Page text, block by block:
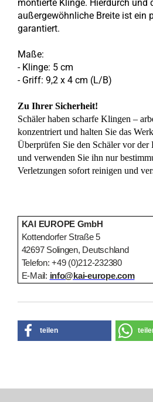
montierte Klinge. Hierdurch und
außergewöhnliche Breite ist ein
garantiert.
Maße:
- Klinge: 5 cm
- Griff: 9,2 x 4 cm (L/B)
Zu Ihrer Sicherheit!
Schäler haben scharfe Klingen –
konzentriert und halten Sie das
Überprüfen Sie den Schäler vor der
und verwenden Sie ihn nur
Verletzungen sofort reinigen und
KAI EUROPE GmbH
Kottendorfer Straße 5
42697 Solingen, Deutschland
Telefon: +49 (0)212-232380
E-Mail: info@kai-europe.com
teilen